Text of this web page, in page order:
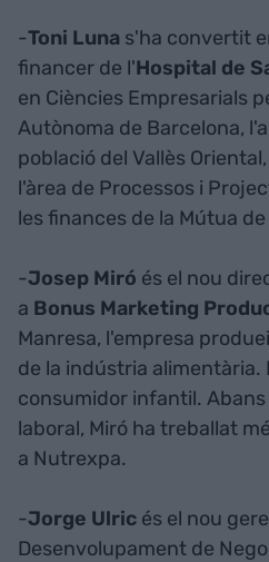
-Toni Luna s'ha convertit
financer de l'Hospital de
en Ciències Empresarials
Autònoma de Barcelona,
població del Vallès
l'àrea de Processos i
les finances de la Mútua de
-Josep Miró és el nou
a Bonus Marketing
Manresa, l'empresa
de la indústria alimentària.
consumidor infantil.
laboral, Miró ha treballat
a Nutrexpa.
-Jorge Ulric és el nou
Desenvolupament de